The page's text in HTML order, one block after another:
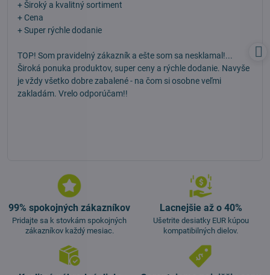
+ Široký a kvalitný sortiment
+ Cena
+ Super rýchle dodanie
TOP! Som pravidelný zákazník a ešte som sa nesklamal!...
Široká ponuka produktov, super ceny a rýchle dodanie. Navyše
je vždy všetko dobre zabalené - na čom si osobne veľmi
zakladám. Vrelo odporúčam!!
99% spokojných zákazníkov
Pridajte sa k stovkám spokojných
zákazníkov každý mesiac.
Lacnejšie až o 40%
Ušetrite desiatky EUR kúpou
kompatibilných dielov.